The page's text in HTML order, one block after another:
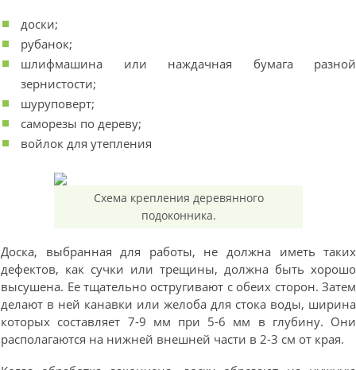
доски;
рубанок;
шлифмашина или наждачная бумага разной
зернистости;
шуруповерт;
саморезы по дереву;
войлок для утепления
Схема крепления деревянного
подоконника.
Доска, выбранная для работы, не должна иметь таких
дефектов, как сучки или трещины, должна быть хорошо
высушена. Ее тщательно остругивают с обеих сторон. Затем
делают в ней канавки или желоба для стока воды, ширина
которых составляет 7-9 мм при 5-6 мм в глубину. Они
располагаются на нижней внешней части в 2-3 см от края.